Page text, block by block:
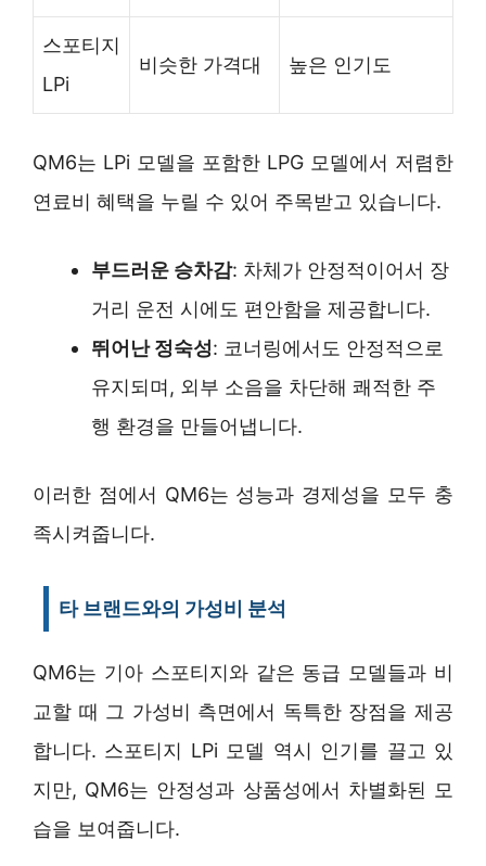
스포티지
LPi
비슷한 가격대 높은 인기도
QM6는 LPi 모델을 포함한 LPG 모델에서 저렴한
연료비 혜택을 누릴 수 있어 주목받고 있습니다.
부드러운 승차감: 차체가 안정적이어서 장
거리 운전 시에도 편안함을 제공합니다.
뛰어난 정숙성: 코너링에서도 안정적으로
유지되며, 외부 소음을 차단해 쾌적한 주
행 환경을 만들어냅니다.
이러한 점에서 QM6는 성능과 경제성을 모두 충
족시켜줍니다.
타 브랜드와의 가성비 분석
QM6는 기아 스포티지와 같은 동급 모델들과 비
교할 때 그 가성비 측면에서 독특한 장점을 제공
합니다. 스포티지 LPi 모델 역시 인기를 끌고 있
지만, QM6는 안정성과 상품성에서 차별화된 모
습을 보여줍니다.